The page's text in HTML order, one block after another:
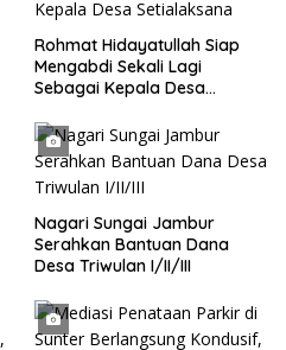
Rohmat Hidayatullah Siap
Mengabdi Sekali Lagi
Sebagai Kepala Desa
Nagari Sungai Jambur
Serahkan Bantuan Dana
Desa Triwulan I/II/III